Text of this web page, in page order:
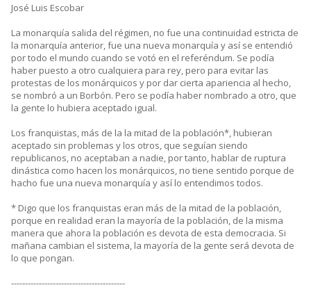
José Luis Escobar
La monarquía salida del régimen, no fue una continuidad estricta de
la monarquía anterior, fue una nueva monarquía y así se entendió
por todo el mundo cuando se votó en el referéndum. Se podía
haber puesto a otro cualquiera para rey, pero para evitar las
protestas de los monárquicos y por dar cierta apariencia al hecho,
se nombró a un Borbón. Pero se podía haber nombrado a otro, que
la gente lo hubiera aceptado igual.
Los franquistas, más de la la mitad de la población*, hubieran
aceptado sin problemas y los otros, que seguían siendo
republicanos, no aceptaban a nadie, por tanto, hablar de ruptura
dinástica como hacen los monárquicos, no tiene sentido porque de
hacho fue una nueva monarquía y así lo entendimos todos.
* Digo que los franquistas eran más de la mitad de la población,
porque en realidad eran la mayoría de la población, de la misma
manera que ahora la población es devota de esta democracia. Si
mañana cambian el sistema, la mayoría de la gente será devota de
lo que pongan.
-----------------------------------------